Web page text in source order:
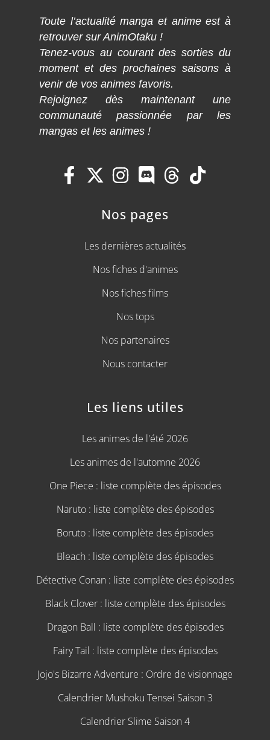
Toute l’actualité manga et anime est à
retrouver sur AnimOtaku !
Tenez-vous au courant des sorties du
moment et des prochaines saisons à
venir de vos animes favoris.
Rejoignez dès maintenant une
communauté passionnée par les
mangas et les animes !
Nos pages
Les dernières actualités
Nos fiches d'animes
Nos fiches films
Nos tops
Nos partenaires
Nous contacter
Les liens utiles
Les animes de l'été 2026
Les animes de l'automne 2026
One Piece : liste complète des épisodes
Naruto : liste complète des épisodes
Boruto : liste complète des épisodes
Bleach : liste complète des épisodes
Détective Conan : liste complète des épisodes
Black Clover : liste complète des épisodes
Dragon Ball : liste complète des épisodes
Fairy Tail : liste complète des épisodes
Jojo's Bizarre Adventure : Ordre de visionnage
Calendrier Mushoku Tensei Saison 3
Calendrier Slime Saison 4